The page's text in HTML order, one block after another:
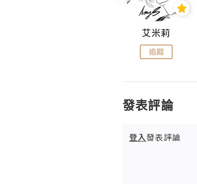
艾米莉
追蹤
發表評論
登入發表評論